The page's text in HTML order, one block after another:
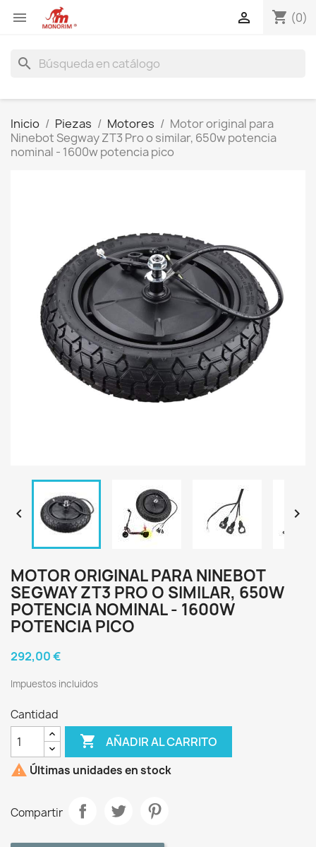
 shopping_cart (0)

search
Inicio Piezas Motores
Motor original para
Ninebot Segway ZT3 Pro o similar, 650w potencia
nominal - 1600w potencia pico
 
MOTOR ORIGINAL PARA NINEBOT
SEGWAY ZT3 PRO O SIMILAR, 650W
POTENCIA NOMINAL - 1600W
POTENCIA PICO
292,00 €
Impuestos incluidos
Cantidad
 AÑADIR AL CARRITO
 Últimas unidades en stock
Compartir